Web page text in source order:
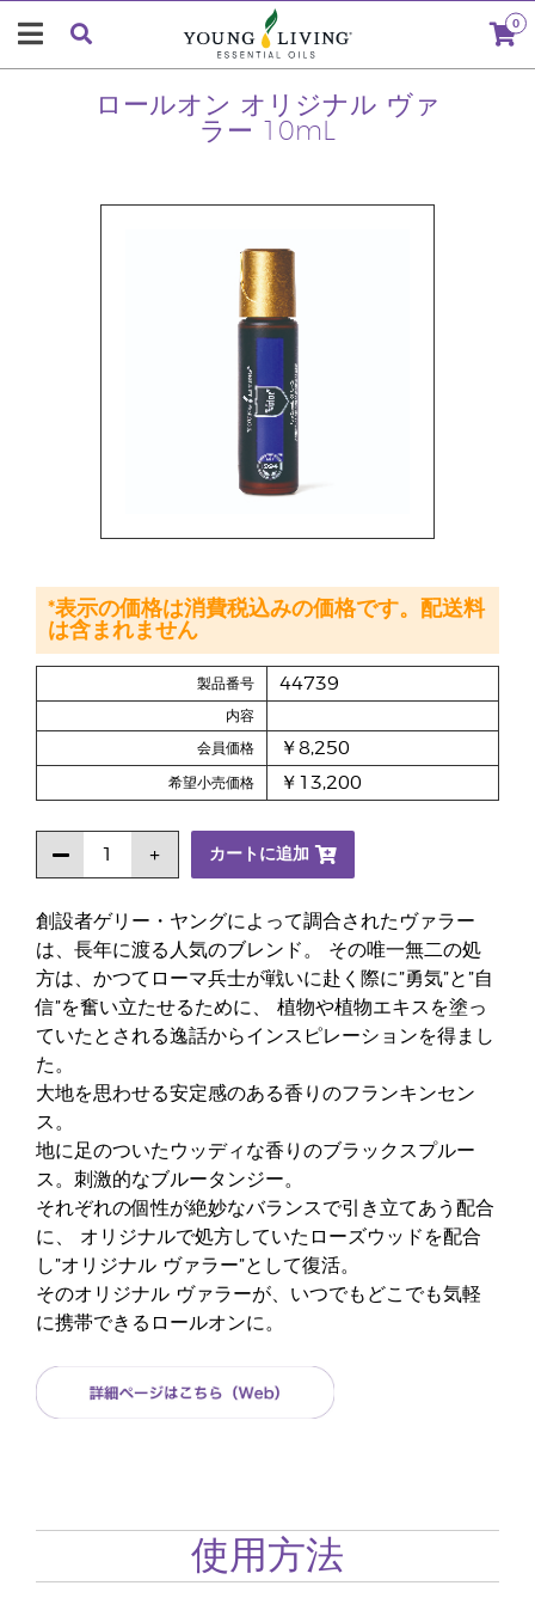
0
ロールオン オリジナル ヴァ
ラー 10mL
創設者ゲリー・ヤングによって調合されたヴァラー
は、長年に渡る人気のブレンド。 その唯一無二の処
方は、かつてローマ兵士が戦いに赴く際に”勇気”と”自
信”を奮い立たせるために、 植物や植物エキスを塗っ
ていたとされる逸話からインスピレーションを得まし
た。
大地を思わせる安定感のある香りのフランキンセン
ス。
地に足のついたウッディな香りのブラックスプルー
ス。刺激的なブルータンジー。
それぞれの個性が絶妙なバランスで引き立てあう配合
に、 オリジナルで処方していたローズウッドを配合
し”オリジナル ヴァラー”として復活。
そのオリジナル ヴァラーが、いつでもどこでも気軽
に携帯できるロールオンに。
製品番号 44739
内容
会員価格 ￥8,250
希望小売価格 ￥13,200
カートに追加
*表示の価格は消費税込みの価格です。配送料
は含まれません
使用方法